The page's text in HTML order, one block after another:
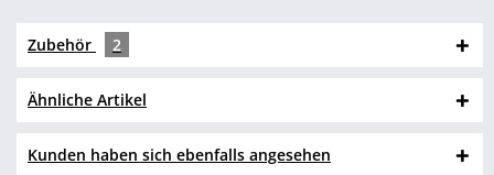
Zubehör 2
Ähnliche Artikel
Kunden haben sich ebenfalls angesehen